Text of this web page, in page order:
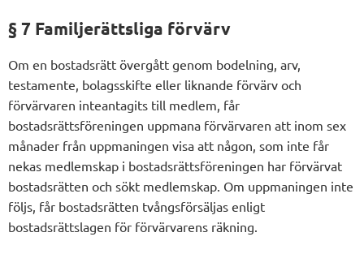
§ 7 Familjerättsliga förvärv
Om en bostadsrätt övergått genom bodelning, arv,
testamente, bolagsskifte eller liknande förvärv och
förvärvaren inteantagits till medlem, får
bostadsrättsföreningen uppmana förvärvaren att inom sex
månader från uppmaningen visa att någon, som inte får
nekas medlemskap i bostadsrättsföreningen har förvärvat
bostadsrätten och sökt medlemskap. Om uppmaningen inte
följs, får bostadsrätten tvångsförsäljas enligt
bostadsrättslagen för förvärvarens räkning.